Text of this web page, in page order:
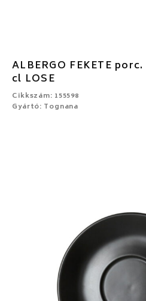
ALBERGO FEKETE
cl LOSE
Cikkszám: 155598
Gyártó: Tognana